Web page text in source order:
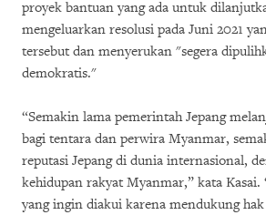
proyek bantuan yang ada untuk
mengeluarkan resolusi pada Juni 2021
tersebut dan menyerukan "segera
demokratis."
“Semakin lama pemerintah Jepang
bagi tentara dan perwira Myanmar,
reputasi Jepang di dunia internasional,
kehidupan rakyat Myanmar,” kata Kasai.
yang ingin diakui karena mendukung hak